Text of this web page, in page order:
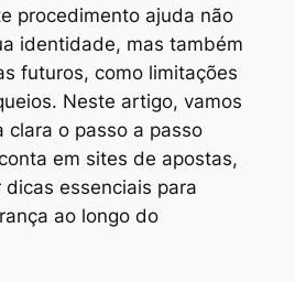
procedimento ajuda não
identidade, mas também
futuros, como limitações
Neste artigo, vamos
clara o passo a passo
em sites de apostas,
essenciais para
ao longo do